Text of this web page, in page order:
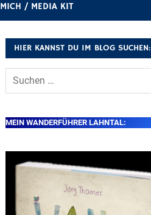
/ MEDIA KIT
HIER KANNST DU IM BLOG SUCHEN:
MEIN WANDERFÜHRER LAHNTAL: